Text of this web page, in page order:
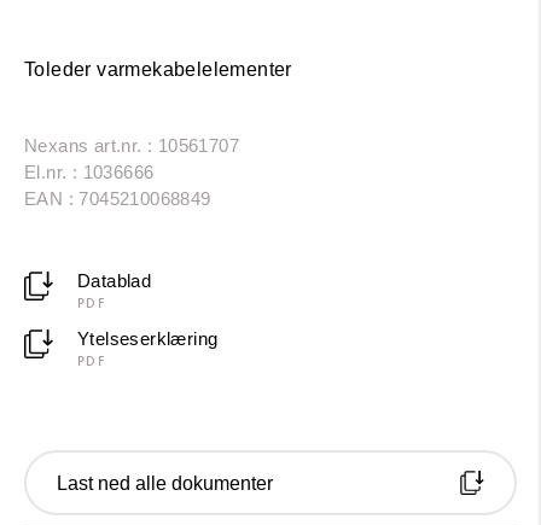
Toleder varmekabelelementer
Nexans art.nr. : 10561707
El.nr. : 1036666
EAN : 7045210068849
Datablad
PDF
Ytelseserklæring
PDF
Last ned alle dokumenter